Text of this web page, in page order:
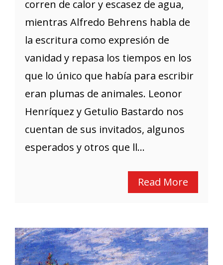
corren de calor y escasez de agua,
mientras Alfredo Behrens habla de
la escritura como expresión de
vanidad y repasa los tiempos en los
que lo único que había para escribir
eran plumas de animales. Leonor
Henríquez y Getulio Bastardo nos
cuentan de sus invitados, algunos
esperados y otros que ll...
Read More